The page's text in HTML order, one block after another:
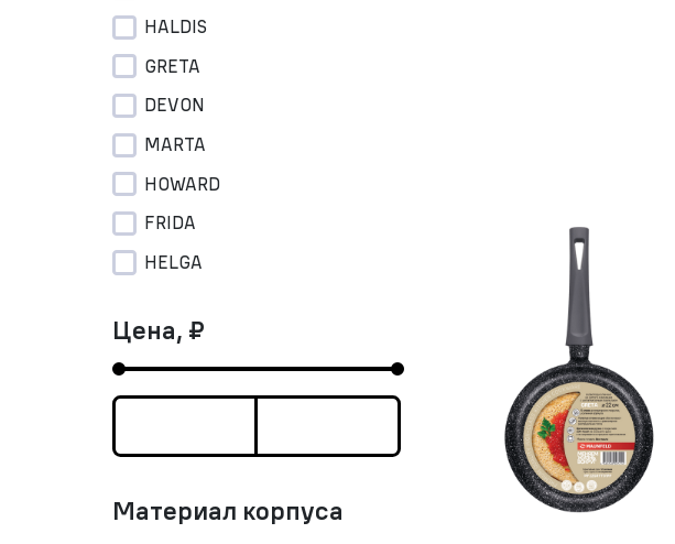
HALDIS
GRETA
DEVON
MARTA
HOWARD
FRIDA
HELGA
Цена, ₽
Материал корпуса